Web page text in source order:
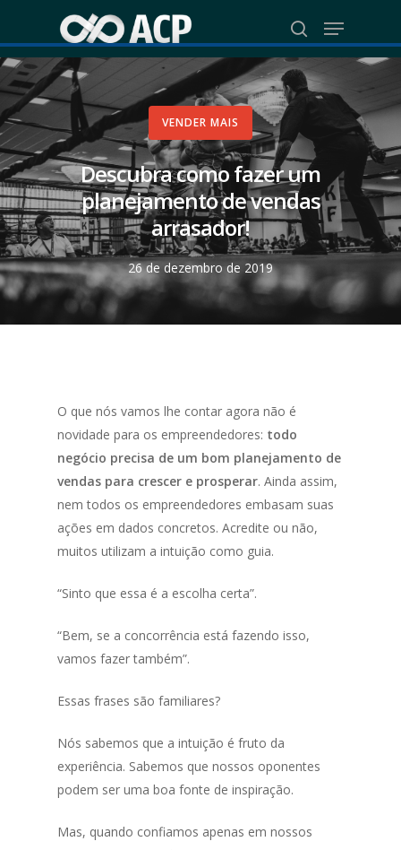
main
content
search
Menu
VENDER MAIS
Descubra como fazer um
planejamento de vendas
arrasador!
26 de dezembro de 2019
O que nós vamos lhe contar agora não é
novidade para os empreendedores: todo
negócio precisa de um bom planejamento de
vendas para crescer e prosperar. Ainda assim,
nem todos os empreendedores embasam suas
ações em dados concretos. Acredite ou não,
muitos utilizam a intuição como guia.
“Sinto que essa é a escolha certa”.
“Bem, se a concorrência está fazendo isso,
vamos fazer também”.
Essas frases são familiares?
Nós sabemos que a intuição é fruto da
experiência. Sabemos que nossos oponentes
podem ser uma boa fonte de inspiração.
Mas, quando confiamos apenas em nossos
Close